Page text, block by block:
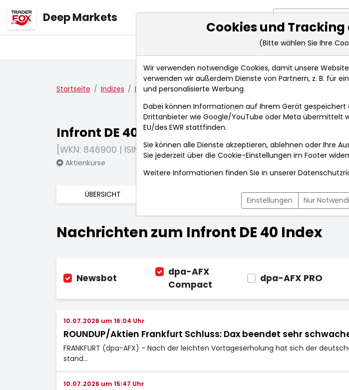
Deep Markets
Markt-Analysen Market Tools
Startseite Indizes Infront DE 40 Nachrichten
Infront DE 40
[WKN: 846900 | ISIN: DE0008469008]
Aktienkurse
ÜBERSICHT CHARTTOOL
Nachrichten zum Infront DE 40 Index
Newsbot
dpa-AFX
Compact
dpa-AFX PRO
10.07.2026 um 16:04 Uhr
ROUNDUP/Aktien Frankfurt Schluss: Dax beendet sehr
FRANKFURT (dpa-AFX) - Nach der leichten Vortageserholung hat sich der
stand…
10.07.2026 um 15:47 Uhr
Cookies und
(Bitte wählen Sie Ihre
Wir verwenden notwendige Cookies, damit unsere
verwenden wir außerdem Dienste von Partnern, z. B. für
und personalisierte Werbung.
Dabei können Informationen auf Ihrem Gerät
Drittanbieter wie Google/YouTube oder Meta übermittelt
EU/des EWR stattfinden.
Sie können alle Dienste akzeptieren, ablehnen oder Ihre
Sie jederzeit über die Cookie-Einstellungen im Footer
Weitere Informationen finden Sie in unserer
Einstellungen Nur